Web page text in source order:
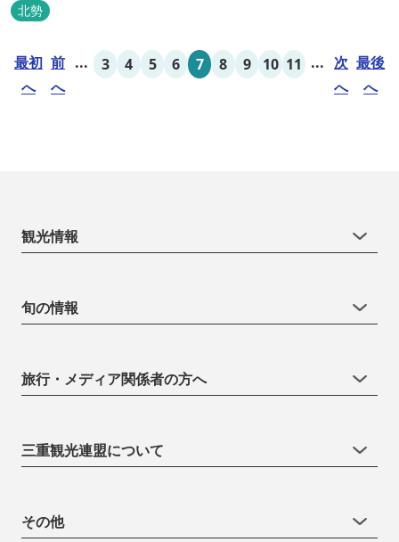
北勢
最初
へ
前
へ
... 3 4 5 6 7 8 9 10 11 ... 次
へ
最後
へ
観光情報
旬の情報
旅行・メディア関係者の方へ
三重観光連盟について
その他